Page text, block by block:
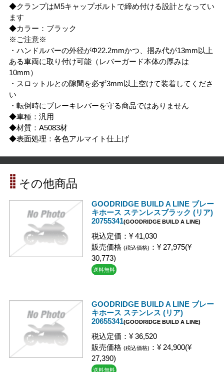
◆クランプはM5キャップボルトで締め付ける設計となってい
ます
◆カラー：ブラック
※ご注意※
・ハンドルバーの外径がΦ22.2mmかつ、掴み代が13mm以上
ある車両に取り付け可能（レバーガード本体の厚みは
10mm）
・スロットルとの隙間を必ず3mm以上空けて装着してくださ
い
・転倒時にブレーキレバーを守る商品ではありません
◆車種：汎用
◆材質：A5083材
◆表面処理：各色アルマイト仕上げ
その他商品
GOODRIDGE BUILD A LINE ブレー
キホース ステンレスブラック (リア)
20755341(GOODRIDGE BUILD A LINE)
税込定価：¥ 41,030
販売価格 (税込価格) ：¥ 27,975(¥
30,773)
送料無料
GOODRIDGE BUILD A LINE ブレー
キホース ステンレス (リア)
20655341(GOODRIDGE BUILD A LINE)
税込定価：¥ 36,520
販売価格 (税込価格) ：¥ 24,900(¥
27,390)
送料無料